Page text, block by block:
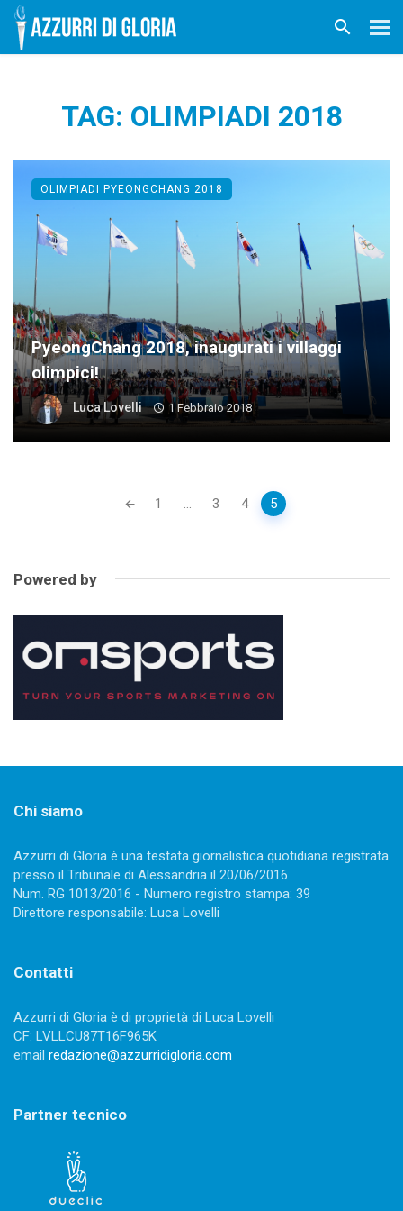
TAG: OLIMPIADI 2018
PyeongChang 2018, inaugurati i villaggi
olimpici!
Luca Lovelli 1 Febbraio 2018
OLIMPIADI PYEONGCHANG 2018
1 ... 3 4 5
Powered by
Chi siamo
Azzurri di Gloria è una testata giornalistica quotidiana registrata
presso il Tribunale di Alessandria il 20/06/2016
Num. RG 1013/2016 - Numero registro stampa: 39
Direttore responsabile: Luca Lovelli
Contatti
Azzurri di Gloria è di proprietà di Luca Lovelli
CF: LVLLCU87T16F965K
email redazione@azzurridigloria.com
Partner tecnico